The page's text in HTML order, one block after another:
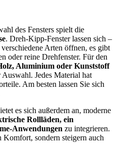
des Fensters spielt die
. Dreh-Kipp-Fenster lassen sich –
Arten öffnen, es gibt
oder reine Drehfenster. Für den
Aluminium oder Kunststoff
Auswahl. Jedes Material hat
Am besten lassen Sie sich
es sich außerdem an, moderne
Rollläden, ein
Anwendungen zu integrieren.
Komfort, sondern steigern auch